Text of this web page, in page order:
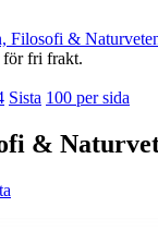
Filosofi &
för fri frakt.
Sista 100 per sida
&